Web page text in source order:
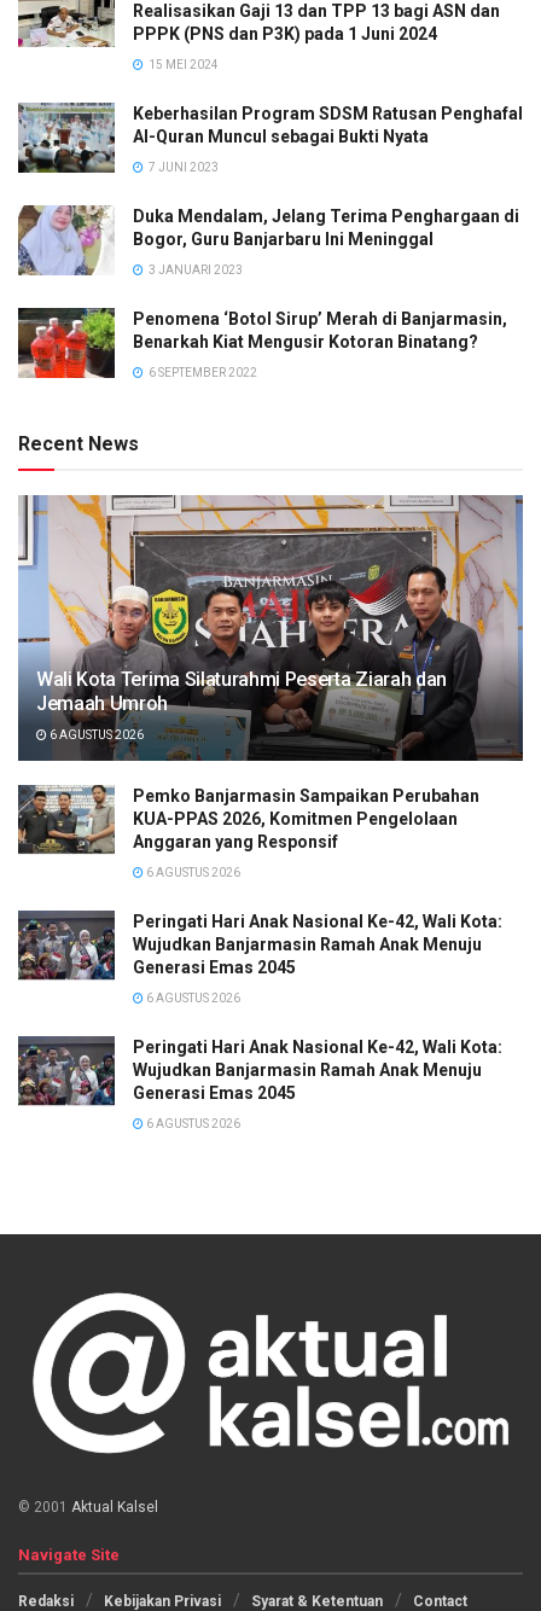
Realisasikan Gaji 13 dan TPP 13 bagi ASN dan
PPPK (PNS dan P3K) pada 1 Juni 2024
15 MEI 2024
Keberhasilan Program SDSM Ratusan Penghafal
Al-Quran Muncul sebagai Bukti Nyata
7 JUNI 2023
Duka Mendalam, Jelang Terima Penghargaan di
Bogor, Guru Banjarbaru Ini Meninggal
3 JANUARI 2023
Penomena ‘Botol Sirup’ Merah di Banjarmasin,
Benarkah Kiat Mengusir Kotoran Binatang?
6 SEPTEMBER 2022
Recent News
Wali Kota Terima Silaturahmi Peserta Ziarah dan
Jemaah Umroh
6 AGUSTUS 2026
Pemko Banjarmasin Sampaikan Perubahan
KUA-PPAS 2026, Komitmen Pengelolaan
Anggaran yang Responsif
6 AGUSTUS 2026
Peringati Hari Anak Nasional Ke-42, Wali Kota:
Wujudkan Banjarmasin Ramah Anak Menuju
Generasi Emas 2045
6 AGUSTUS 2026
Peringati Hari Anak Nasional Ke-42, Wali Kota:
Wujudkan Banjarmasin Ramah Anak Menuju
Generasi Emas 2045
6 AGUSTUS 2026
© 2001 Aktual Kalsel
Navigate Site
Redaksi Kebijakan Privasi Syarat & Ketentuan Contact